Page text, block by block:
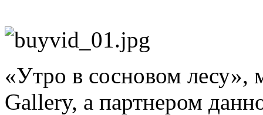
«Утро в сосновом лесу»,
Gallery, а партнером